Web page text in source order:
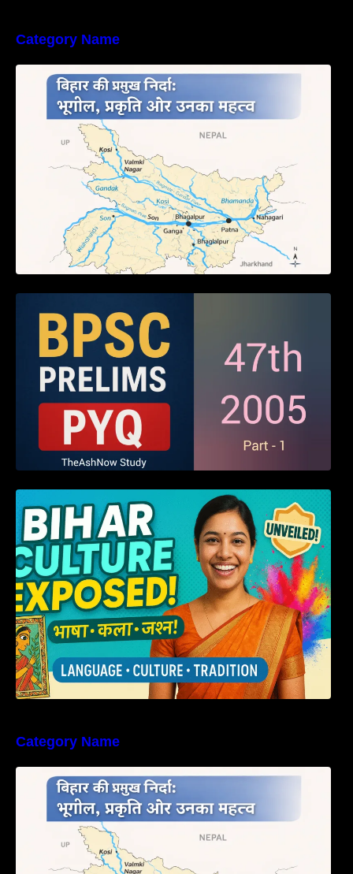
Category Name
बिहार की नदियों का विस्तृत अध्ययन | Geography of
Rivers in Bihar
Answers (Part – 01)
हम बिहारवासी: भाषाओं व संस्कृतियों की धरोहर “हमारा
बिहार”
Category Name
बिहार की नदियों का विस्तृत अध्ययन | Geography of
Rivers in Bihar